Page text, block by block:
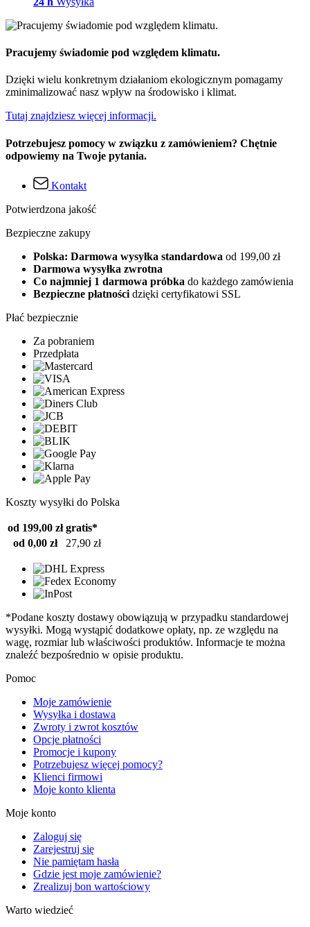
Pracujemy świadomie pod względem klimatu.
Dzięki wielu konkretnym działaniom ekologicznym pomagamy
zminimalizować nasz wpływ na środowisko i klimat.
Tutaj znajdziesz więcej informacji.
Potrzebujesz pomocy w związku z zamówieniem? Chętnie
odpowiemy na Twoje pytania.
Kontakt
Potwierdzona jakość
Bezpieczne zakupy
Polska: Darmowa wysyłka standardowa od 199,00 zł
Darmowa wysyłka zwrotna
Co najmniej 1 darmowa próbka do każdego zamówienia
Bezpieczne płatności dzięki certyfikatowi SSL
Płać bezpiecznie
Za pobraniem
Przedpłata
Koszty wysyłki do Polska
od 199,00 zł gratis*
od 0,00 zł
27,90 zł
*Podane koszty dostawy obowiązują w przypadku standardowej
wysyłki. Mogą wystąpić dodatkowe opłaty, np. ze względu na
wagę, rozmiar lub właściwości produktów. Informacje te można
znaleźć bezpośrednio w opisie produktu.
Pomoc
Moje zamówienie
Wysyłka i dostawa
Zwroty i zwrot kosztów
Opcje płatności
Promocje i kupony
Potrzebujesz więcej pomocy?
Klienci firmowi
Moje konto klienta
Moje konto
Zaloguj się
Zarejestruj się
Nie pamiętam hasła
Gdzie jest moje zamówienie?
Zrealizuj bon wartościowy
Warto wiedzieć